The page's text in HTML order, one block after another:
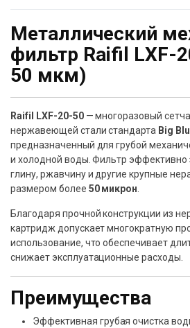
Металлический
фильтр Raifil LXF-
50 мкм)
Raifil LXF-20-50— многоразовый
нержавеющей стали стандарта Big
предназначенный для грубой
и холодной воды. Фильтр эффективно
глину, ржавчину и другие крупные
размером более 50 микрон
Благодаря прочной конструкции из
картридж допускает многократную
использование, что обеспечивает
снижает эксплуатационные расходы.
Преимущества
Эффективная грубая очистка